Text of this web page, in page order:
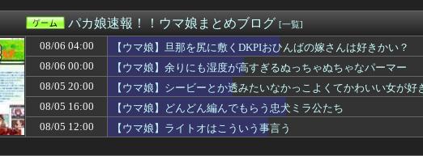
なんでグラディウス系STGのパワーアップってスピード調整できないの？
【遊戯王OCG情報】UTILITY SELECTION収録『聖王女ローズパメラ...
【艦これ】今回のかわいい大賞は決まった
【グラブル】手握ってこんな顔されたら相手にその気がなくても恋しちゃうと
格ゲーとレースゲーがオワコンになった理由
ゲームボーイアドバンスでオススメのソフトって何かある？
【城プロ】[夏]ルーヴル宮殿[改壱] 特技：自身の特殊攻撃で与えるダメージが1...
成人向けゲーム『ヤリステ メスブター』開発者絶望、銀行がsteamからの入金
【8月LOH】ランカーのトレンドは逃げ2差し1らしい
パカ娘速報！！ウマ娘まとめブログ [一覧]
08/06 04:00
【ウマ娘】旦那を尻に敷くDKPIおひんばの嫁さんは好きかい？
08/06 00:00
【ウマ娘】余りにも湿度が高すぎるぬっちゃぬちゃなパーマー
08/05 20:00
【ウマ娘】シービーとか透みたいなかっこよくてかわいい女が好
08/05 16:00
【ウマ娘】どんどん編んでもらう忠犬ミラ公たち
08/05 12:00
【ウマ娘】ライトオはこういう事言う